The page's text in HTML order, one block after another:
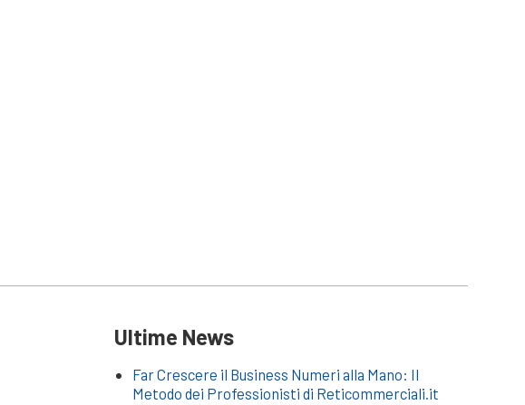
Ultime News
Far Crescere il Business Numeri alla Mano: Il
Metodo dei Professionisti di Reticommerciali.it